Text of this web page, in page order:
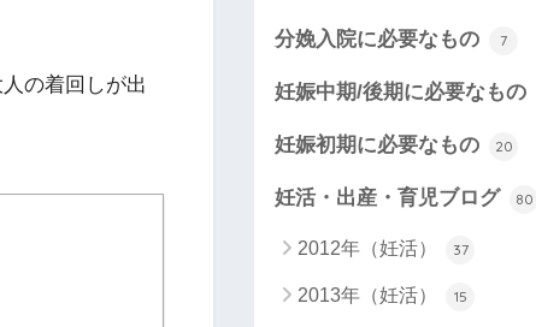
の着回しが出
分娩入院に必要なもの 7
妊娠中期/後期に必要なもの
妊娠初期に必要なもの 20
妊活・出産・育児ブログ 80
2012年（妊活） 37
2013年（妊活） 15